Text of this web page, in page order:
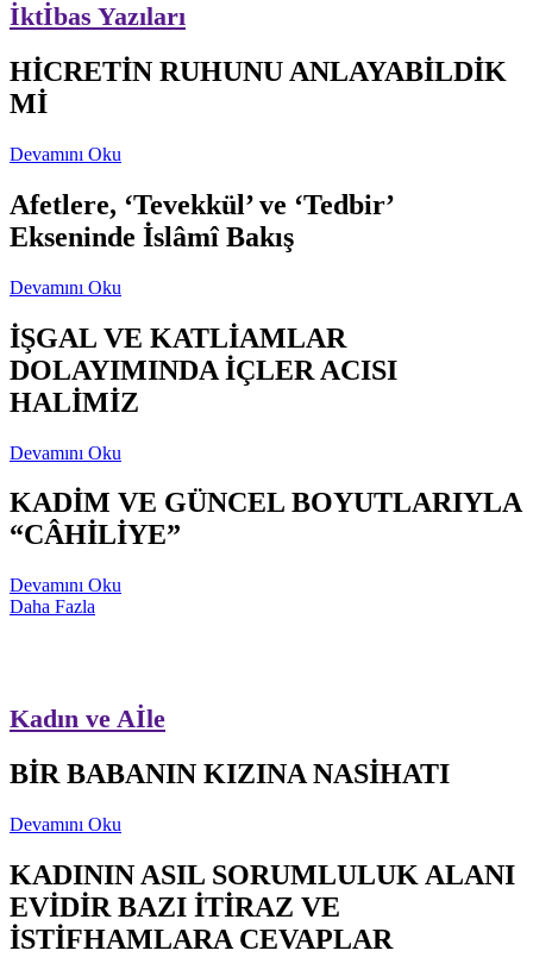
İktİbas Yazıları
HİCRETİN RUHUNU ANLAYABİLDİK
Mİ
Devamını Oku
Afetlere, ‘Tevekkül’ ve ‘Tedbir’
Ekseninde İslâmî Bakış
Devamını Oku
İŞGAL VE KATLİAMLAR
DOLAYIMINDA İÇLER ACISI
HALİMİZ
Devamını Oku
KADİM VE GÜNCEL BOYUTLARIYLA
“CÂHİLİYE”
Devamını Oku
Daha Fazla
Kadın ve Aİle
BİR BABANIN KIZINA NASİHATI
Devamını Oku
KADININ ASIL SORUMLULUK ALANI
EVİDİR BAZI İTİRAZ VE
İSTİFHAMLARA CEVAPLAR